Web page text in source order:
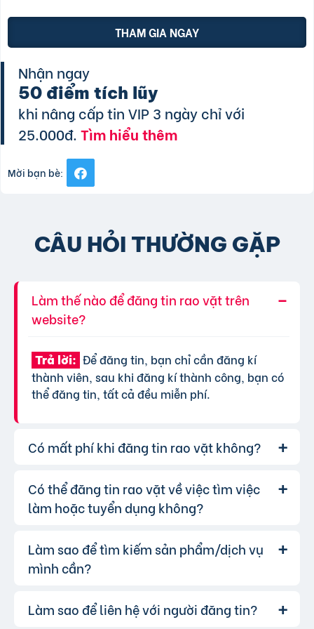
THAM GIA NGAY
Nhận ngay
50 điểm tích lũy
khi nâng cấp tin VIP 3 ngày chỉ với
25.000đ.Tìm hiểu thêm
Mời bạn bè:
CÂU HỎI THƯỜNG GẶP
Làm thế nào để đăng tin rao vặt trên
website?
Trả lời: Để đăng tin, bạn chỉ cần đăng kí
thành viên, sau khi đăng kí thành công, bạn có
thể đăng tin, tất cả đều miễn phí.
Có mất phí khi đăng tin rao vặt không?
Trả lời: Chúng tôi cung cấp gói đăng tin miễn
phí cơ bản cho tất cả người dùng. Tuy nhiên, để
thị, bạn có thể lựa chọn các gói dịch vụ nâng
cấp với chi phí hợp lý, xem thêmphí dịch vụ tin
VIP.
Có thể đăng tin rao vặt về việc tìm việc
làm hoặc tuyển dụng không?
Trả lời: Hoàn toàn có thể. Website của chúng
tôi hỗ trợ đăng tin tuyển dụng và tìm việc làm.
đủ thông tin.
Làm sao để tìm kiếm sản phẩm/dịch vụ
mình cần?
Trả lời: Bạn có thể sử dụng công cụ tìm kiếm
Làm sao để liên hệ với người đăng tin?